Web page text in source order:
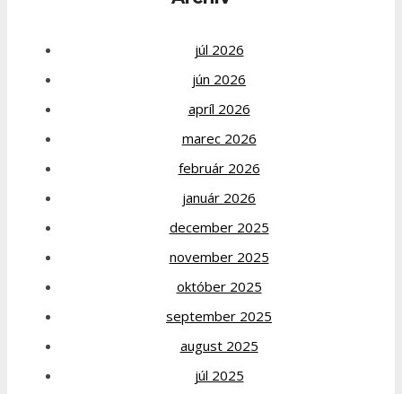
júl 2026
jún 2026
apríl 2026
marec 2026
február 2026
január 2026
december 2025
november 2025
október 2025
september 2025
august 2025
júl 2025